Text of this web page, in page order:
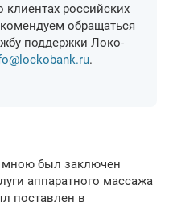
клиентах российских
обращаться
поддержки Локо-
.
мною был заключен
аппаратного массажа
поставлен в